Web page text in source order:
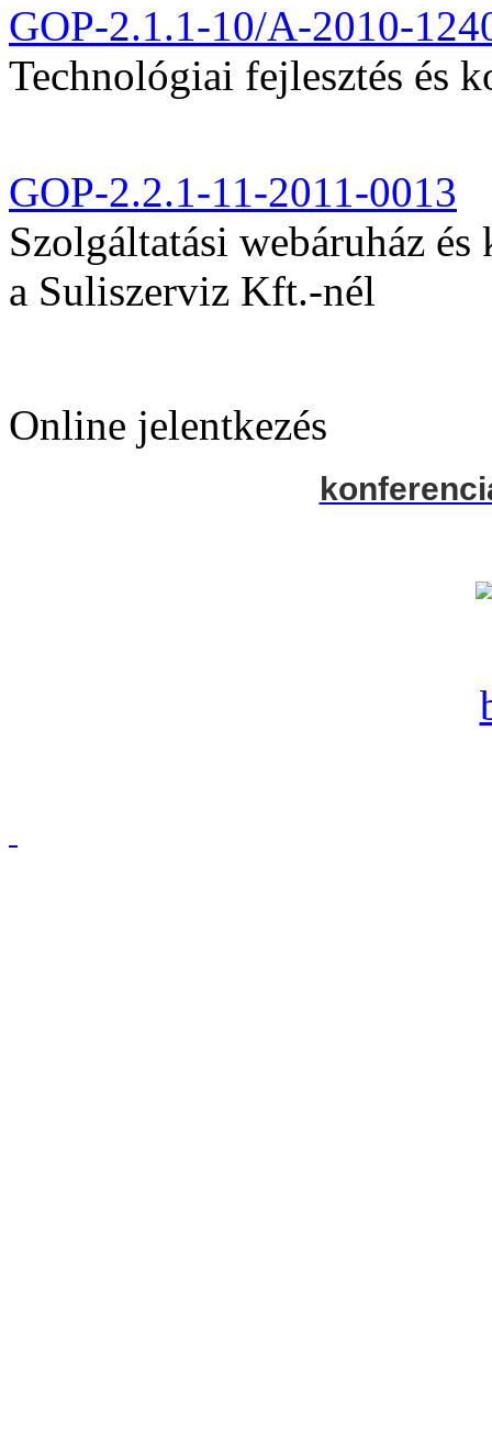
GOP-2.1.1-10/A-2010-
Technológiai fejlesztés és
GOP-2.2.1-11-2011-0013
Szolgáltatási webáruház
a Suliszerviz Kft.-nél
Online jelentkezés